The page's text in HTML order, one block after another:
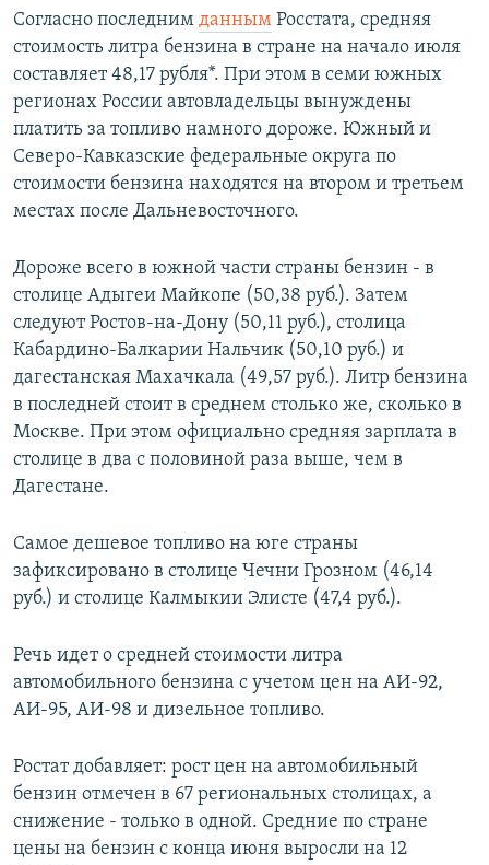
Все сайты РСЕ/РС
Согласно последним данным Росстата, средняя
стоимость литра бензина в стране на начало июля
составляет 48,17 рубля*. При этом в семи южных
регионах России автовладельцы вынуждены
платить за топливо намного дороже. Южный и
Северо-Кавказские федеральные округа по
стоимости бензина находятся на втором и третьем
местах после Дальневосточного.
Дороже всего в южной части страны бензин - в
столице Адыгеи Майкопе (50,38 руб.). Затем
следуют Ростов-на-Дону (50,11 руб.), столица
Кабардино-Балкарии Нальчик (50,10 руб.) и
дагестанская Махачкала (49,57 руб.). Литр бензина
в последней стоит в среднем столько же, сколько в
Москве. При этом официально средняя зарплата в
столице в два с половиной раза выше, чем в
Дагестане.
Самое дешевое топливо на юге страны
зафиксировано в столице Чечни Грозном (46,14
руб.) и столице Калмыкии Элисте (47,4 руб.).
Речь идет о средней стоимости литра
автомобильного бензина с учетом цен на АИ-92,
АИ-95, АИ-98 и дизельное топливо.
Ростат добавляет: рост цен на автомобильный
бензин отмечен в 67 региональных столицах, а
снижение - только в одной. Средние по стране
цены на бензин с конца июня выросли на 12